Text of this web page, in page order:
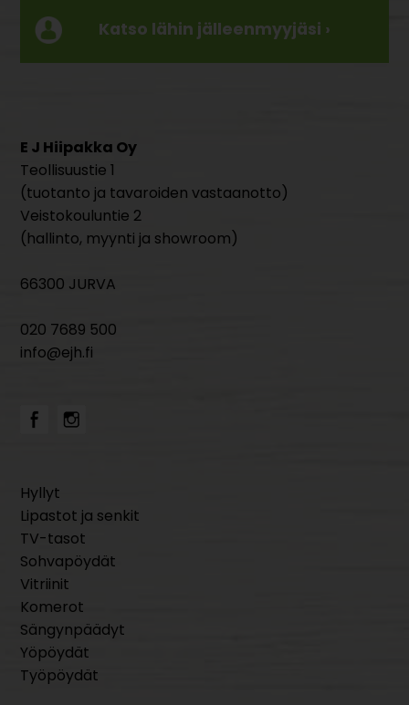
Katso lähin jälleenmyyjäsi ›
E J Hiipakka Oy
Teollisuustie 1
(tuotanto ja tavaroiden vastaanotto)
Veistokouluntie 2
(hallinto, myynti ja showroom)
66300 JURVA
020 7689 500
info@ejh.fi
Hyllyt
Lipastot ja senkit
TV-tasot
Sohvapöydät
Vitriinit
Komerot
Sängynpäädyt
Yöpöydät
Työpöydät